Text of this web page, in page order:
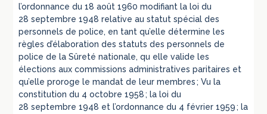
l’ordonnance du 18 août 1960 modifiant la loi du
28 septembre 1948 relative au statut spécial des
personnels de police, en tant qu’elle détermine les
règles d’élaboration des statuts des personnels de
police de la Sûreté nationale, qu elle valide les
élections aux commissions administratives paritaires et
qu’elle proroge le mandat de leur membres ; Vu la
constitution du 4 octobre 1958 ; la loi du
28 septembre 1948 et l’ordonnance du 4 février 1959 ; la